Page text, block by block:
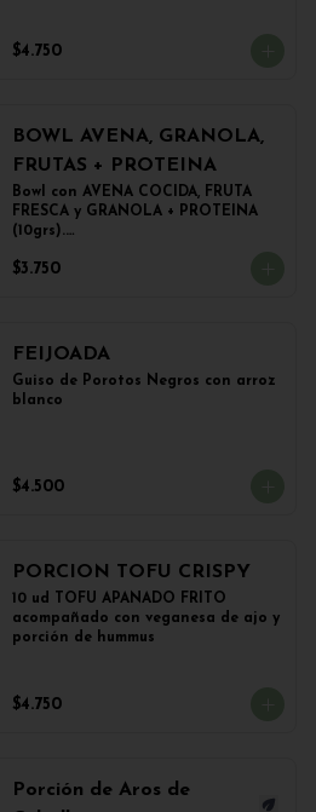
$4.750
BOWL AVENA, GRANOLA,
FRUTAS + PROTEINA
Bowl con AVENA COCIDA, FRUTA
FRESCA y GRANOLA + PROTEINA
(10grs).
de 500grs aprox.
$3.750
FEIJOADA
Guiso de Porotos Negros con arroz
blanco
$4.500
PORCION TOFU CRISPY
10 ud TOFU APANADO FRITO
acompañado con veganesa de ajo y
porción de hummus
$4.750
Porción de Aros de